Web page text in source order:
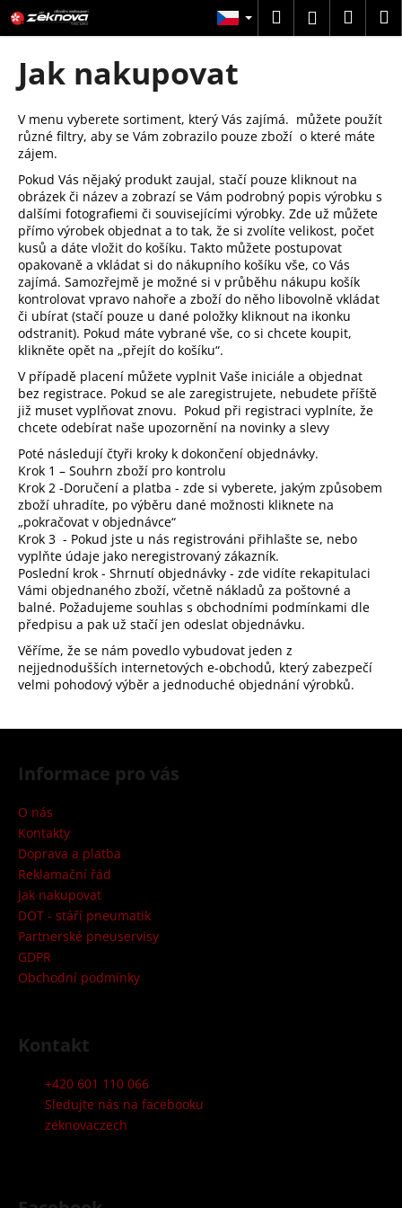
Přejít
na
obsah
HledatPřihlášení
Jak nakupovat
V menu vyberete sortiment, který Vás zajímá. můžete použít
různé filtry, aby se Vám zobrazilo pouze zboží o které máte
zájem.
Pokud Vás nějaký produkt zaujal, stačí pouze kliknout na
obrázek či název a zobrazí se Vám podrobný popis výrobku s
dalšími fotografiemi či souvisejícími výrobky. Zde už můžete
přímo výrobek objednat a to tak, že si zvolíte velikost, počet
kusů a dáte vložit do košíku. Takto můžete postupovat
opakovaně a vkládat si do nákupního košíku vše, co Vás
zajímá. Samozřejmě je možné si v průběhu nákupu košík
kontrolovat vpravo nahoře a zboží do něho libovolně vkládat
či ubírat (stačí pouze u dané položky kliknout na ikonku
odstranit). Pokud máte vybrané vše, co si chcete koupit,
klikněte opět na „přejít do košíku“.
V případě placení můžete vyplnit Vaše iniciále a objednat
bez registrace. Pokud se ale zaregistrujete, nebudete příště
již muset vyplňovat znovu. Pokud při registraci vyplníte, že
chcete odebírat naše upozornění na novinky a slevy
Poté následují čtyři kroky k dokončení objednávky.
Krok 1 – Souhrn zboží pro kontrolu
Krok 2 -Doručení a platba - zde si vyberete, jakým způsobem
zboží uhradíte, po výběru dané možnosti kliknete na
„pokračovat v objednávce“
Krok 3 - Pokud jste u nás registrováni přihlašte se, nebo
vyplňte údaje jako neregistrovaný zákazník.
Poslední krok - Shrnutí objednávky - zde vidíte rekapitulaci
Vámi objednaného zboží, včetně nákladů za poštovné a
balné. Požadujeme souhlas s obchodními podmínkami dle
předpisu a pak už stačí jen odeslat objednávku.
Věříme, že se nám povedlo vybudovat jeden z
nejjednodušších internetových e-obchodů, který zabezpečí
velmi pohodový výběr a jednoduché objednání výrobků.
K
o
C
o
p
o
t
ř
e
b
u
j
e
t
e
n
a
j
í
t
?
HLEDAT
D
p
r
č
u
j
e
m
e
Z
Informace pro vás
O nás
Kontakty
Doprava a platba
Reklamační řád
Jak nakupovat
DOT - stáří pneumatik
Partnerské pneuservisy
GDPR
Obchodní podmínky
Kontakt
+420 601 110 066
Sledujte nás na facebooku
zeknovaczech